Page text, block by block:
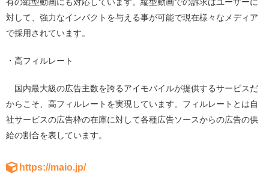
対して、強力なインパクトを与える事が可能で現在様々なメディア
で採用されています。
・高フィルレート
国内最大級の広告主数を誇るアイモバイルが提供するサービスだ
からこそ、高フィルレートを実現しています。フィルレートとは自
社サービスの広告枠の在庫に対して各種広告ソースからの広告の供
給の割合を表しています。
https://maio.jp/